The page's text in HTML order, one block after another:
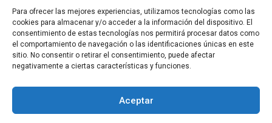
Para ofrecer las mejores experiencias, utilizamos tecnologías como las
cookies para almacenar y/o acceder a la información del dispositivo. El
consentimiento de estas tecnologías nos permitirá procesar datos como
el comportamiento de navegación o las identificaciones únicas en este
sitio. No consentir o retirar el consentimiento, puede afectar
negativamente a ciertas características y funciones.
Aceptar
Equipo
Política de Privacidad
Expediente
Política de Privacidad